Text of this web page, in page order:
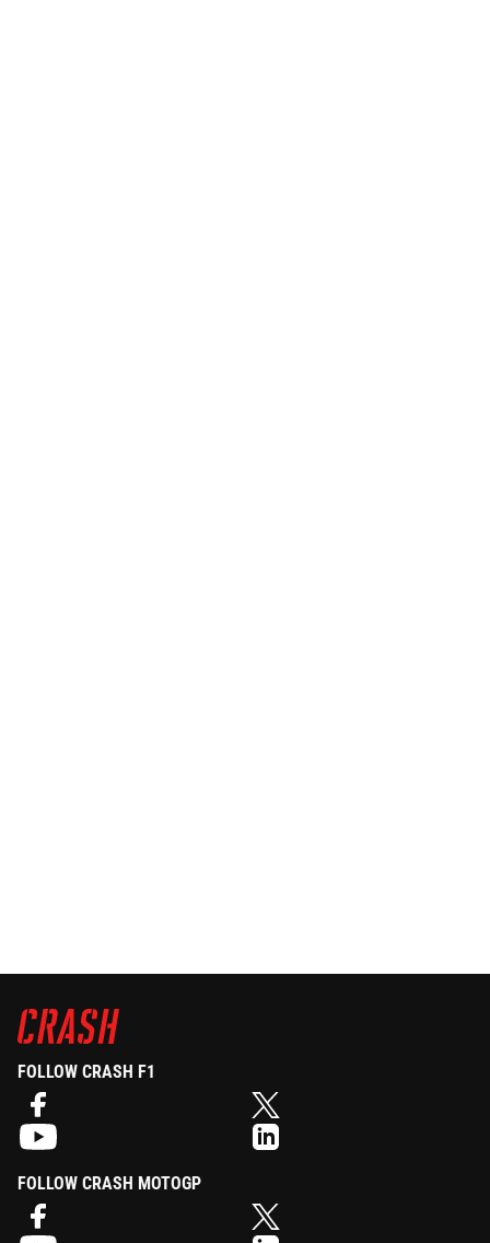
FOLLOW CRASH F1
FOLLOW CRASH MOTOGP